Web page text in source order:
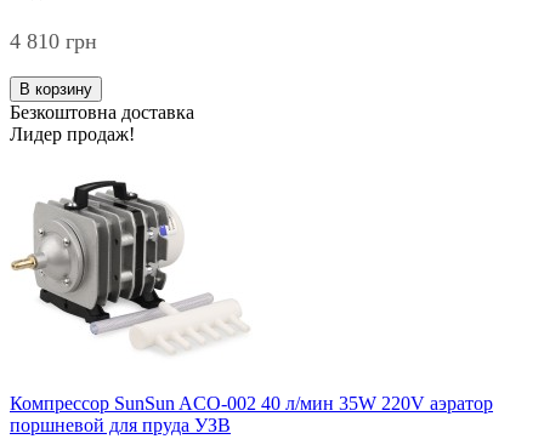
4 810 грн
В корзину
Безкоштовна доставка
Лидер продаж!
Компрессор SunSun ACO-002 40 л/мин 35W 220V аэратор
поршневой для пруда УЗВ